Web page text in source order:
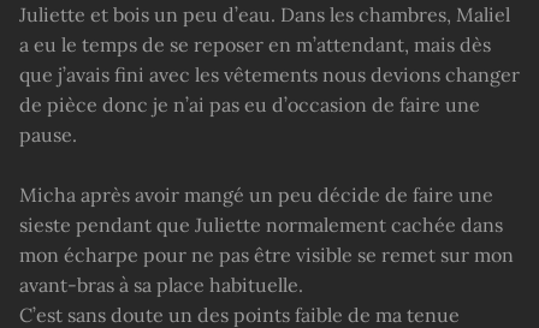
Juliette et bois un peu d’eau. Dans les chambres, Maliel
a eu le temps de se reposer en m’attendant, mais dès
que j’avais fini avec les vêtements nous devions changer
de pièce donc je n’ai pas eu d’occasion de faire une
pause.
Micha après avoir mangé un peu décide de faire une
sieste pendant que Juliette normalement cachée dans
mon écharpe pour ne pas être visible se remet sur mon
avant-bras à sa place habituelle.
C’est sans doute un des points faible de ma tenue